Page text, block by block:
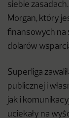
siebie
Morgan, który
finansowych na
dolarów
Superliga
publicznej i
jak i
uciekały na